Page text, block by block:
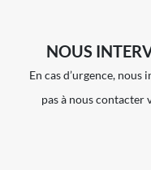
NOUS
En cas d’urgence, nous
pas à nous contacter